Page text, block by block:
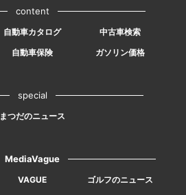
content
自動車カタログ
中古車検索
自動車保険 ガソリン価格
special
まつだのニュース
MediaVague
VAGUE ゴルフのニュース